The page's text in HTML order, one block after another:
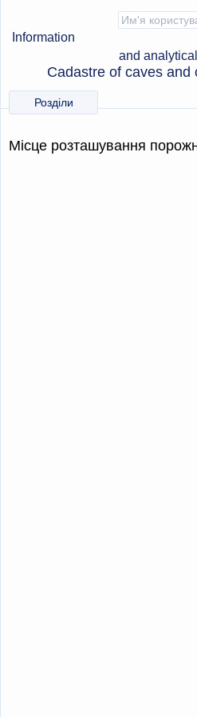
Information
and
Cadastre of caves and
Розділи
Місце розташування